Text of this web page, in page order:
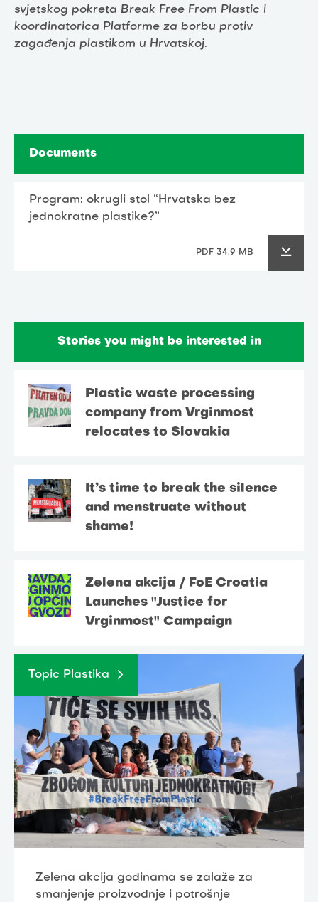
svjetskog pokreta Break Free From Plastic i
koordinatorica Platforme za borbu protiv
zagađenja plastikom u Hrvatskoj.
Documents
Program: okrugli stol “Hrvatska bez
jednokratne plastike?”
PDF 34.9 MB
Stories you might be interested in
Plastic waste processing
company from Vrginmost
relocates to Slovakia
It’s time to break the silence
and menstruate without
shame!
Zelena akcija / FoE Croatia
Launches "Justice for
Vrginmost" Campaign
Topic Plastika
Zelena akcija godinama se zalaže za
smanjenje proizvodnje i potrošnje